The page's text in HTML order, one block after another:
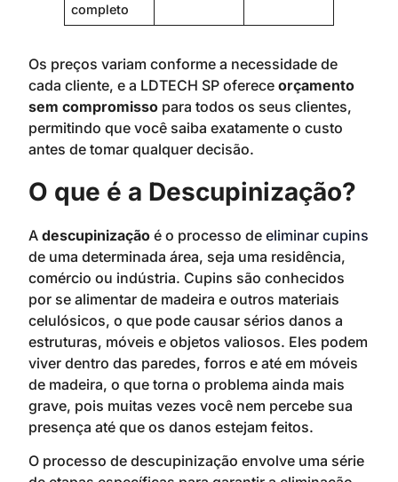
completo
Os preços variam conforme a necessidade de
cada cliente, e a LDTECH SP oferece orçamento
sem compromisso para todos os seus clientes,
permitindo que você saiba exatamente o custo
antes de tomar qualquer decisão.
O que é a Descupinização?
A descupinização é o processo de eliminar cupins
de uma determinada área, seja uma residência,
comércio ou indústria. Cupins são conhecidos
por se alimentar de madeira e outros materiais
celulósicos, o que pode causar sérios danos a
estruturas, móveis e objetos valiosos. Eles podem
viver dentro das paredes, forros e até em móveis
de madeira, o que torna o problema ainda mais
grave, pois muitas vezes você nem percebe sua
presença até que os danos estejam feitos.
O processo de descupinização envolve uma série